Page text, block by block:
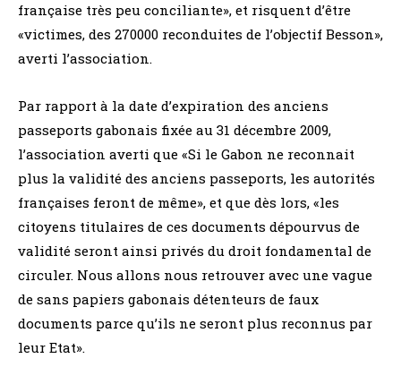
française très peu conciliante», et risquent d’être
«victimes, des 270000 reconduites de l’objectif Besson»,
averti l’association.
Par rapport à la date d’expiration des anciens
passeports gabonais fixée au 31 décembre 2009,
l’association averti que «Si le Gabon ne reconnait
plus la validité des anciens passeports, les autorités
françaises feront de même», et que dès lors, «les
citoyens titulaires de ces documents dépourvus de
validité seront ainsi privés du droit fondamental de
circuler. Nous allons nous retrouver avec une vague
de sans papiers gabonais détenteurs de faux
documents parce qu’ils ne seront plus reconnus par
leur Etat».